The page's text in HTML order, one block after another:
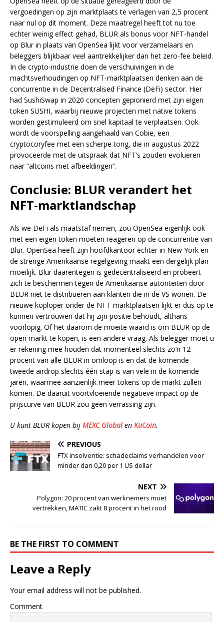
vergoedingen op zijn marktplaats te verlagen van 2,5 procent
naar nul op dit moment. Deze maatregel heeft tot nu toe
echter weinig effect gehad, BLUR als bonus voor NFT-handel
op Blur in plaats van OpenSea lijkt voor verzamelaars en
beleggers blijkbaar veel aantrekkelijker dan het zero-fee beleid.
In de crypto-industrie doen de verschuivingen in de
machtsverhoudingen op NFT-marktplaatsen denken aan de
concurrentie in de Decentralised Finance (DeFi) sector. Hier
had SushiSwap in 2020 concepten gepionierd met zijn eigen
token SUSHI, waarbij nieuwe projecten met native tokens
worden gestimuleerd om snel kapitaal te verplaatsen. Ook
wordt de voorspelling aangehaald van Cobie, een
cryptocoryfee met een scherpe tong, die in augustus 2022
provoceerde met de uitspraak dat NFT’s zouden evolueren
naar “altcoins met afbeeldingen”.
Conclusie: BLUR verandert het
NFT-marktlandschap
Als we DeFi als maatstaf nemen, zou OpenSea eigenlijk ook
met een eigen token moeten reageren op de concurrentie van
Blur. OpenSea heeft zijn hoofdkantoor echter in New York en
de strenge Amerikaanse regelgeving maakt een dergelijk plan
moeilijk. Blur daarentegen is gedecentraliseerd en probeert
zich te beschermen tegen de Amerikaanse autoriteiten door
BLUR niet te distribueren aan klanten die in de VS wonen. De
nieuwe koploper onder de NFT-marktplaatsen lijkt er dus op te
kunnen vertrouwen dat hij zijn positie behoudt, althans
voorlopig. Of het daarom de moeite waard is om BLUR op de
open markt te kopen, is een andere vraag. Als belegger moet u
er rekening mee houden dat momenteel slechts zo’n 12
procent van alle BLUR in omloop is en dat de komende
tweede airdrop slechts één stap is van vele in de komende
jaren, waarmee aanzienlijk meer tokens op de markt zullen
komen. De daaruit voortvloeiende negatieve impact op de
prijscurve van BLUR zou geen verrassing zijn.
U kunt BLUR kopen bij MEXC Globalen KuCoin.
PREVIOUS
FTX insolventie: schadeclaims verhandelen voor
minder dan 0,20 per 1 US dollar
NEXT
Polygon: 20 procent van werknemers moet
vertrekken, MATIC zakt 8 procent in het rood
BE THE FIRST TO COMMENT
Leave a Reply
Your email address will not be published.
Comment